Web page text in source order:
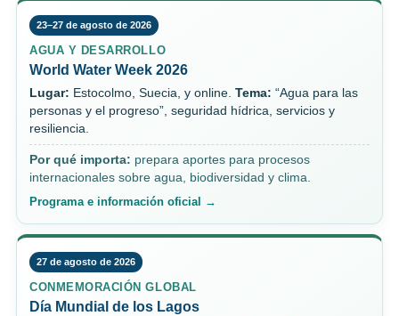
23–27 de agosto de 2026
AGUA Y DESARROLLO
World Water Week 2026
Lugar: Estocolmo, Suecia, y online. Tema: “Agua para las
personas y el progreso”, seguridad hídrica, servicios y
resiliencia.
Por qué importa: prepara aportes para procesos
internacionales sobre agua, biodiversidad y clima.
Programa e información oficial →
27 de agosto de 2026
CONMEMORACIÓN GLOBAL
Día Mundial de los Lagos